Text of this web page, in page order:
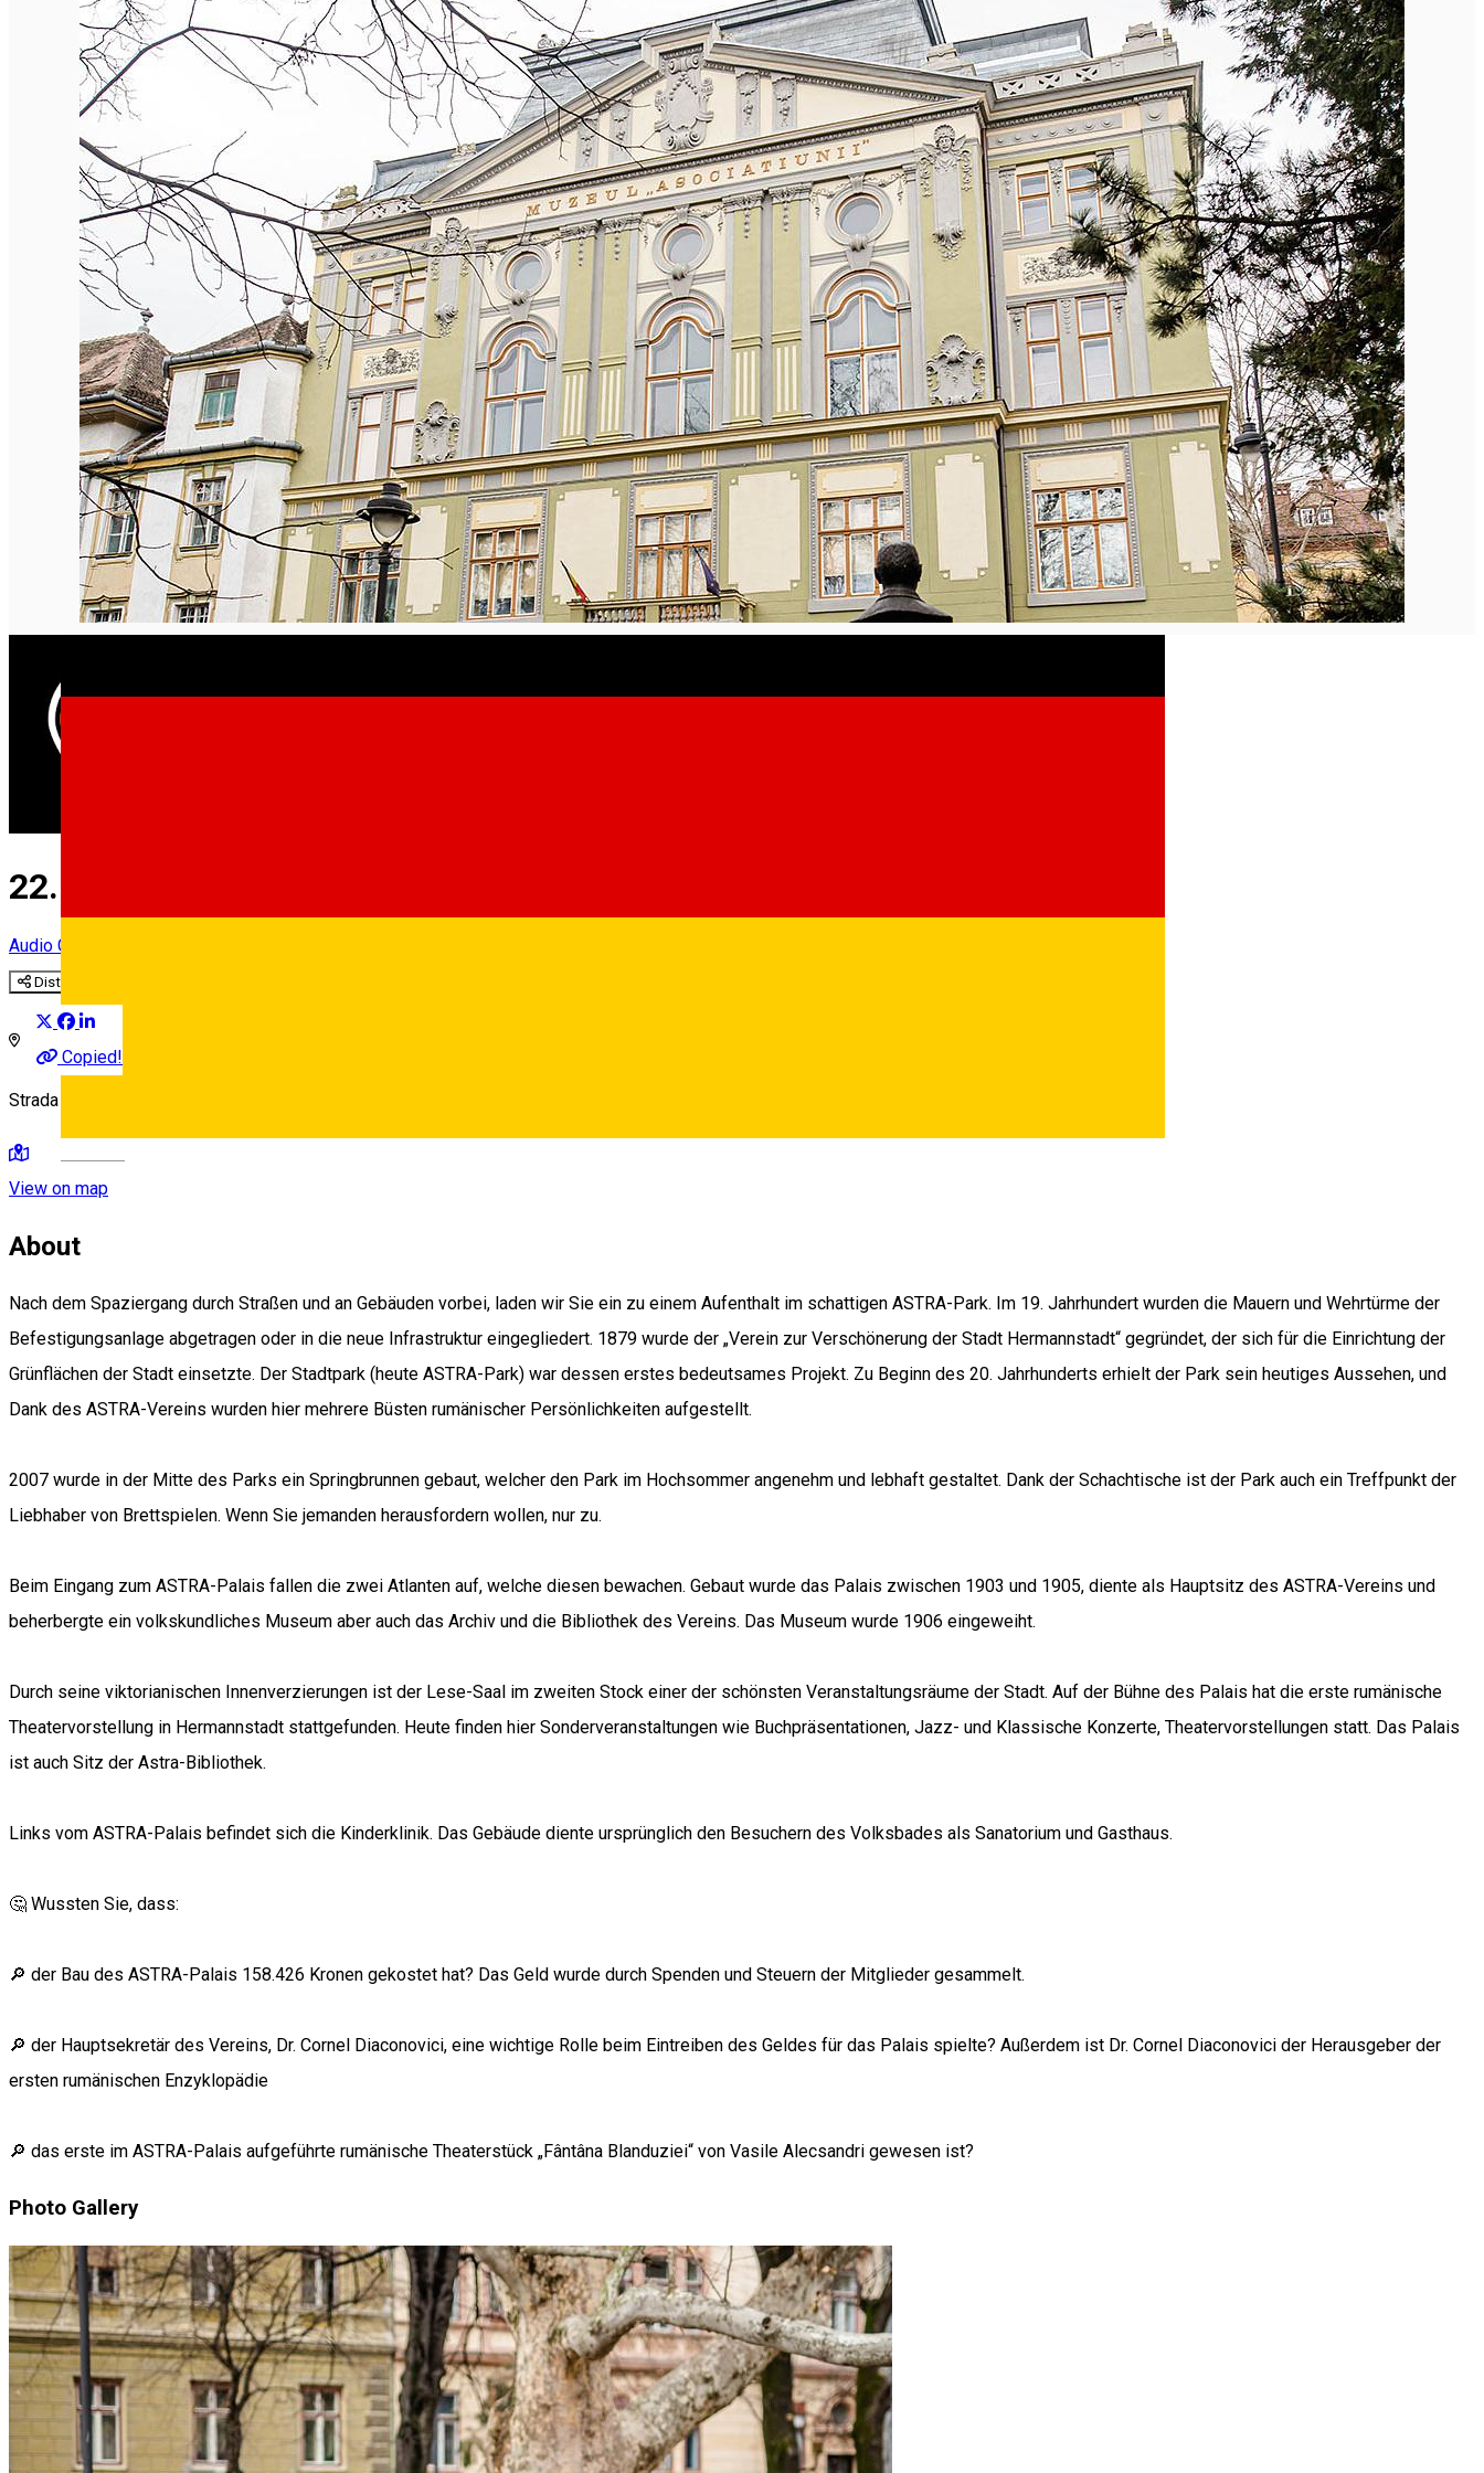
English
22. ASTRA-Park und -Palais
Audio Guide Point
Distribuie
Copied!
Strada Mitropoliei, Sibiu, Romania
View on map
About
Nach dem Spaziergang durch Straßen und an Gebäuden vorbei, laden wir Sie ein zu einem Aufenthalt im schattigen ASTRA-Park. Im 19. Jahrhundert wurden die Mauern und Wehrtürme der
Befestigungsanlage abgetragen oder in die neue Infrastruktur eingegliedert. 1879 wurde der „Verein zur Verschönerung der Stadt Hermannstadt“ gegründet, der sich für die Einrichtung der
Grünflächen der Stadt einsetzte. Der Stadtpark (heute ASTRA-Park) war dessen erstes bedeutsames Projekt. Zu Beginn des 20. Jahrhunderts erhielt der Park sein heutiges Aussehen, und
Dank des ASTRA-Vereins wurden hier mehrere Büsten rumänischer Persönlichkeiten aufgestellt.
2007 wurde in der Mitte des Parks ein Springbrunnen gebaut, welcher den Park im Hochsommer angenehm und lebhaft gestaltet. Dank der Schachtische ist der Park auch ein Treffpunkt der
Liebhaber von Brettspielen. Wenn Sie jemanden herausfordern wollen, nur zu.
Beim Eingang zum ASTRA-Palais fallen die zwei Atlanten auf, welche diesen bewachen. Gebaut wurde das Palais zwischen 1903 und 1905, diente als Hauptsitz des ASTRA-Vereins und
beherbergte ein volkskundliches Museum aber auch das Archiv und die Bibliothek des Vereins. Das Museum wurde 1906 eingeweiht.
Durch seine viktorianischen Innenverzierungen ist der Lese-Saal im zweiten Stock einer der schönsten Veranstaltungsräume der Stadt. Auf der Bühne des Palais hat die erste rumänische
Theatervorstellung in Hermannstadt stattgefunden. Heute finden hier Sonderveranstaltungen wie Buchpräsentationen, Jazz- und Klassische Konzerte, Theatervorstellungen statt. Das Palais
ist auch Sitz der Astra-Bibliothek.
Links vom ASTRA-Palais befindet sich die Kinderklinik. Das Gebäude diente ursprünglich den Besuchern des Volksbades als Sanatorium und Gasthaus.
🤔 Wussten Sie, dass:
🔎 der Bau des ASTRA-Palais 158.426 Kronen gekostet hat? Das Geld wurde durch Spenden und Steuern der Mitglieder gesammelt.
🔎 der Hauptsekretär des Vereins, Dr. Cornel Diaconovici, eine wichtige Rolle beim Eintreiben des Geldes für das Palais spielte? Außerdem ist Dr. Cornel Diaconovici der Herausgeber der
ersten rumänischen Enzyklopädie
🔎 das erste im ASTRA-Palais aufgeführte rumänische Theaterstück „Fântâna Blanduziei“ von Vasile Alecsandri gewesen ist?
Photo Gallery